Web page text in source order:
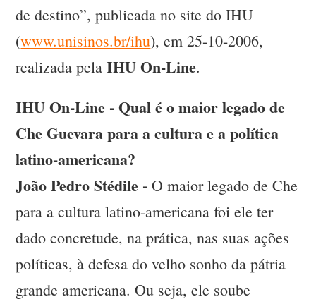
de destino”, publicada no site do IHU
(www.unisinos.br/ihu), em 25-10-2006,
realizada pelaIHU On-Line.
IHU On-Line - Qual é o maior legado de
Che Guevara para a cultura e a política
latino-americana?
João Pedro Stédile - O maior legado de Che
para a cultura latino-americana foi ele ter
dado concretude, na prática, nas suas ações
políticas, à defesa do velho sonho da pátria
grande americana. Ou seja, ele soube